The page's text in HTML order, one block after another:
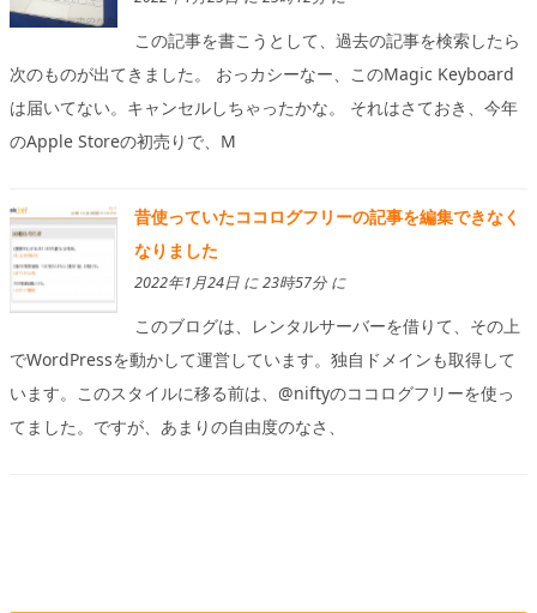
この記事を書こうとして、過去の記事を検索したら
次のものが出てきました。 おっカシーなー、このMagic Keyboard
は届いてない。キャンセルしちゃったかな。 それはさておき、今年
のApple Storeの初売りで、M
昔使っていたココログフリーの記事を編集できなく
なりました
2022年1月24日 に 23時57分 に
このブログは、レンタルサーバーを借りて、その上
でWordPressを動かして運営しています。独自ドメインも取得して
います。このスタイルに移る前は、@niftyのココログフリーを使っ
てました。ですが、あまりの自由度のなさ、